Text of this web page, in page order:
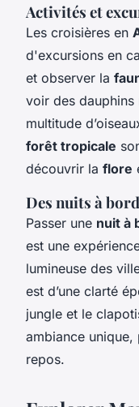
Activités et
Les croisières en
d'excursions en
et observer la
voir des dauphins
multitude
forêt tropicale
découvrir la flore
Des nuits à
Passer une nuit à
est une
lumineuse des
est d’une clarté
jungle et le
ambiance
repos.